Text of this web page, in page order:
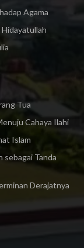
Agama
Hidayatullah
Tua
Cahaya Ilahi
Islam
sebagai Tanda
Derajatnya